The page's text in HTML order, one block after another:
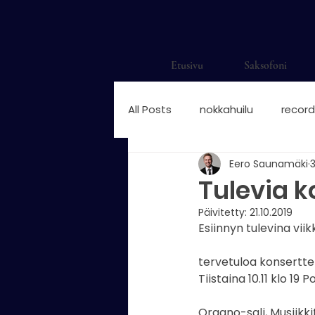
Etusivu Saksofoni
All Posts nokkahuilu
saksofonisti saksofonisti
saksofonisti suomalainen
nokkahuilun sormitukset
Tulevia
Eero Saunamäki
Päivitetty: 21.10.2019
Esiinnyn tulevina
tervetuloa
Tiistaina 10.11 klo 19